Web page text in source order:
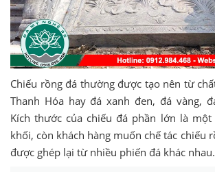
Chiếu rồng đá thường được tạo nên từ
Thanh Hóa hay đá xanh đen, đá vàng,
Kích thước của chiếu đá phần lớn là một
khối, còn khách hàng muốn chế tác chiếu
được ghép lại từ nhiều phiến đá khác nhau.